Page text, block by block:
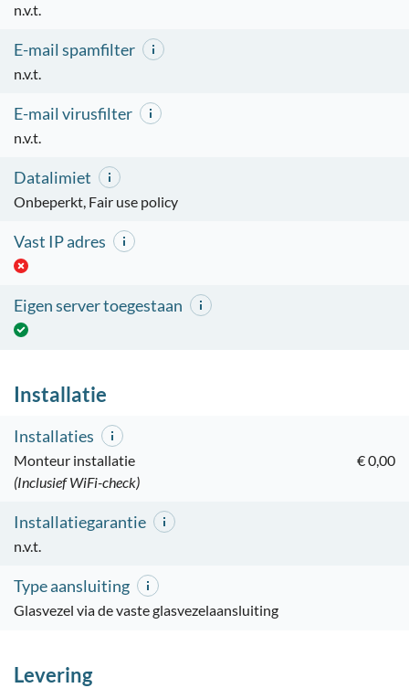
n.v.t.
E-mail spamfilter
n.v.t.
E-mail virusfilter
n.v.t.
Datalimiet
Onbeperkt, Fair use policy
Vast IP adres
Eigen server toegestaan
Installatie
Installaties
Monteur installatie
€ 0,00
(Inclusief WiFi-check)
Installatiegarantie
n.v.t.
Type aansluiting
Glasvezel via de vaste glasvezelaansluiting
Levering